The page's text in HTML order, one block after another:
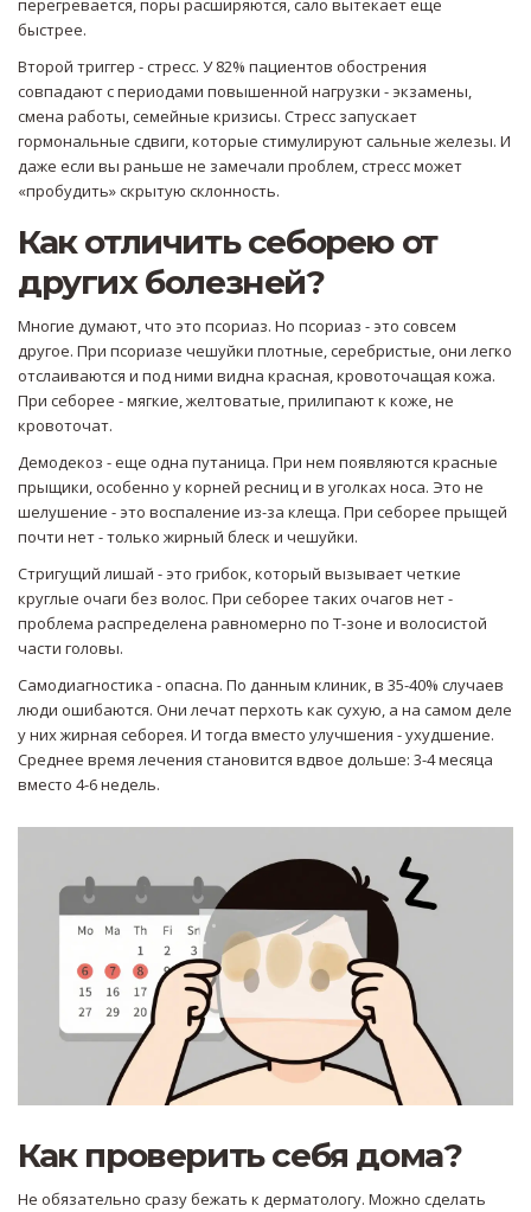
перегревается, поры расширяются, сало вытекает еще
быстрее.
Второй триггер - стресс. У 82% пациентов обострения
совпадают с периодами повышенной нагрузки - экзамены,
смена работы, семейные кризисы. Стресс запускает
гормональные сдвиги, которые стимулируют сальные железы. И
даже если вы раньше не замечали проблем, стресс может
«пробудить» скрытую склонность.
Как отличить себорею от
других болезней?
Многие думают, что это псориаз. Но псориаз - это совсем
другое. При псориазе чешуйки плотные, серебристые, они легко
отслаиваются и под ними видна красная, кровоточащая кожа.
При себорее - мягкие, желтоватые, прилипают к коже, не
кровоточат.
Демодекоз - еще одна путаница. При нем появляются красные
прыщики, особенно у корней ресниц и в уголках носа. Это не
шелушение - это воспаление из-за клеща. При себорее прыщей
почти нет - только жирный блеск и чешуйки.
Стригущий лишай - это грибок, который вызывает четкие
круглые очаги без волос. При себорее таких очагов нет -
проблема распределена равномерно по Т-зоне и волосистой
части головы.
Самодиагностика - опасна. По данным клиник, в 35-40% случаев
люди ошибаются. Они лечат перхоть как сухую, а на самом деле
у них жирная себорея. И тогда вместо улучшения - ухудшение.
Среднее время лечения становится вдвое дольше: 3-4 месяца
вместо 4-6 недель.
Как проверить себя дома?
Не обязательно сразу бежать к дерматологу. Можно сделать